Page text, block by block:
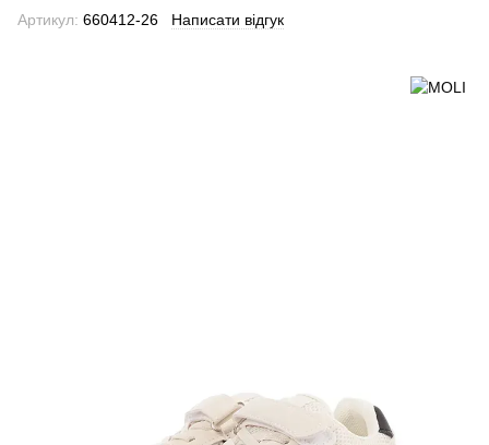
Артикул: 660412-26 Написати відгук